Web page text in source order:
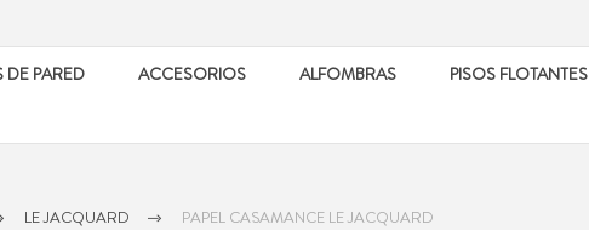
DE PARED ACCESORIOS ALFOMBRAS
PISOS FLOTANTES
LE JACQUARD PAPEL CASAMANCE LE JACQUARD